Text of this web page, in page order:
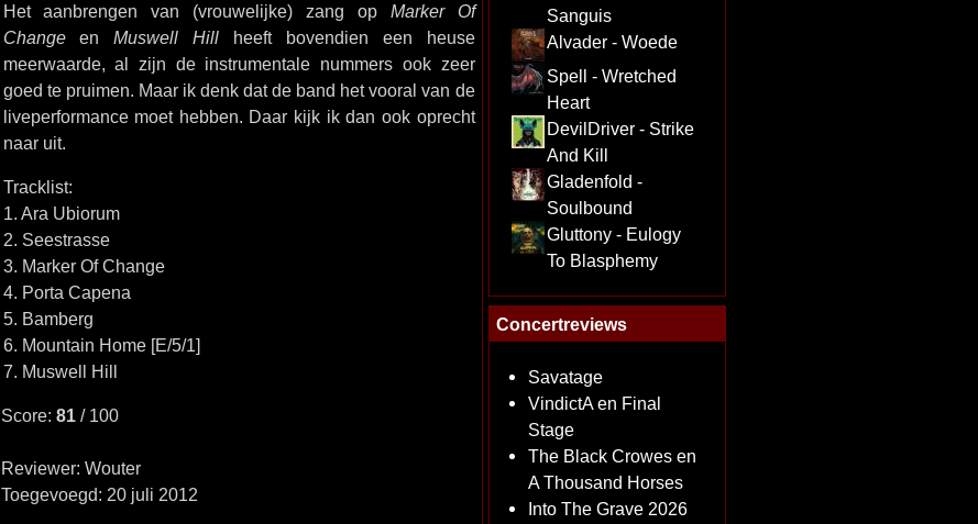
Het aanbrengen van (vrouwelijke) zang op Marker Of
ChangeenMuswell Hill heeft bovendien een heuse
meerwaarde, al zijn de instrumentale nummers ook zeer
goed te pruimen. Maar ik denk dat de band het vooral van de
liveperformance moet hebben. Daar kijk ik dan ook oprecht
naar uit.
Tracklist:
1. Ara Ubiorum
2. Seestrasse
3. Marker Of Change
4. Porta Capena
5. Bamberg
6. Mountain Home [E/5/1]
7. Muswell Hill
Score: 81/ 100
Reviewer: Wouter
Toegevoegd: 20 juli 2012
Sanguis
Alvader - Woede
Spell - Wretched
Heart
DevilDriver - Strike
And Kill
Gladenfold -
Soulbound
Gluttony - Eulogy
To Blasphemy
Concertreviews
Savatage
VindictA en Final
Stage
The Black Crowes en
A Thousand Horses
Into The Grave 2026